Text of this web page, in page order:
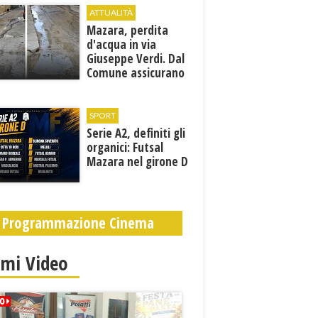
ATTUALITÀ
Mazara, perdita
d'acqua in via
Giuseppe Verdi. Dal
Comune assicurano
problema
SPORT
Serie A2, definiti gli
organici: Futsal
Mazara nel girone D
Programmazione Cinema
Video